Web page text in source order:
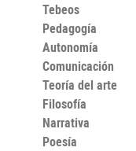
Tebeos
Pedagogía
Autonomía
Comunicación
Teoría del arte
Filosofía
Narrativa
Poesía